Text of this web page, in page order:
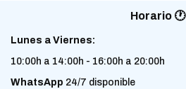
Horario 🕐
Lunes a Viernes:
10:00h a 14:00h - 16:00h a 20:00h
WhatsApp 24/7 disponible